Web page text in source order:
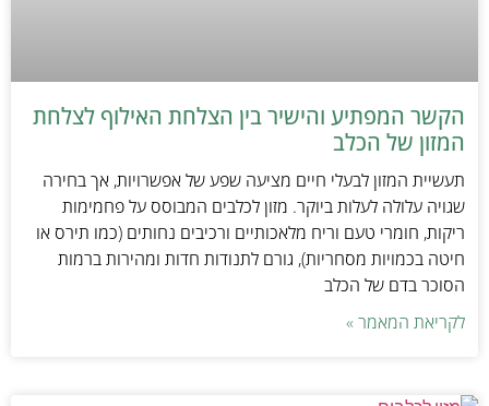
הקשר המפתיע והישיר בין הצלחת האילוף לצלחת
המזון של הכלב
תעשיית המזון לבעלי חיים מציעה שפע של אפשרויות, אך בחירה
שגויה עלולה לעלות ביוקר. מזון לכלבים המבוסס על פחמימות
ריקות, חומרי טעם וריח מלאכותיים ורכיבים נחותים (כמו תירס או
חיטה בכמויות מסחריות), גורם לתנודות חדות ומהירות ברמות
הסוכר בדם של הכלב
לקריאת המאמר »